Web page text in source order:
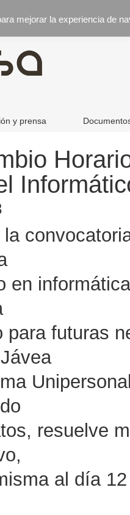
y prensa
en
para futuras
resuelve
al día
mejorar la experiencia de